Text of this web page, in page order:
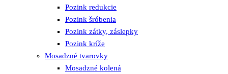
Pozink redukcie
Pozink šróbenia
Pozink zátky, záslepky
Pozink kríže
Mosadzné tvarovky
Mosadzné kolená